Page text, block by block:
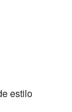
estilo